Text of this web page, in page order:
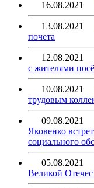
16.08.2021
13.08.2021
почета
12.08.2021
с жителями
10.08.2021
трудовым
09.08.2021
Яковенко
социального
05.08.2021
Великой